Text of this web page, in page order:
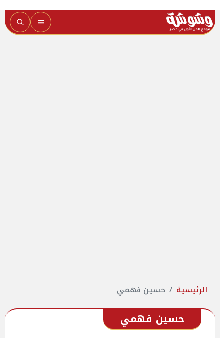
الرئيسية حسين فهمي
حسين فهمي